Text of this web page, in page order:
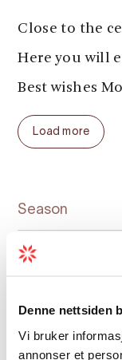
Denne nettsiden
Vi bruker
annonser et
Close to the
Here you will
Best wishes
Load more
Season
Map